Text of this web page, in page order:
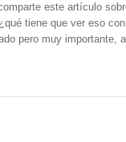
este artículo
tiene que ver eso
pero muy